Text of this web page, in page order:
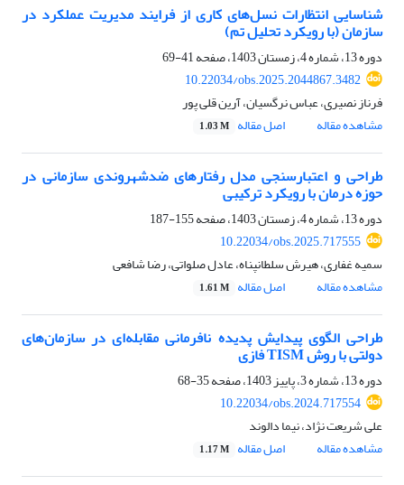
شناسایی انتظارات نسل‌های کاری از فرایند مدیریت عملکرد در
سازمان (با رویکرد تحلیل تم)
دوره 13، شماره 4، زمستان 1403، صفحه
41-69
10.22034/obs.2025.2044867.3482
فرناز نصیری، عباس نرگسیان، آرین قلی پور
مشاهده مقاله
اصل مقاله 1.03 M
طراحی و اعتبارسنجی مدل رفتارهای ضدشهروندی سازمانی در
حوزه درمان با رویکرد ترکیبی
دوره 13، شماره 4، زمستان 1403، صفحه
155-187
10.22034/obs.2025.717555
سمیه غفاری، هیرش سلطانپناه، عادل صلواتی، رضا شافعی
مشاهده مقاله
اصل مقاله 1.61 M
طراحی الگوی پیدایش پدیده نافرمانی مقابله‌ای در سازمان‌های
دولتی با روش TISM فازی
دوره 13، شماره 3، پاییز 1403، صفحه
35-68
10.22034/obs.2024.717554
علی شریعت نژاد، نیما دالوند
مشاهده مقاله
اصل مقاله 1.17 M